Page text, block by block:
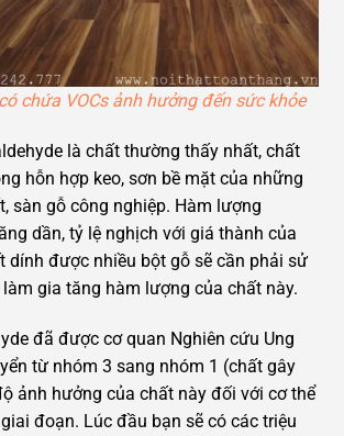
chứa VOCs ảnh hưởng đến sức khỏe
là chất thường thấy nhất, chất
hỗn hợp keo, sơn bề mặt của những
sàn gỗ công nghiệp. Hàm lượng
dần, tỷ lệ nghịch với giá thành của
dính được nhiều bột gỗ sẽ cần phải sử
gia tăng hàm lượng của chất này.
đã được cơ quan Nghiên cứu Ung
từ nhóm 3 sang nhóm 1 (chất gây
ảnh hưởng của chất này đối với cơ thể
đoạn. Lúc đầu bạn sẽ có các triệu